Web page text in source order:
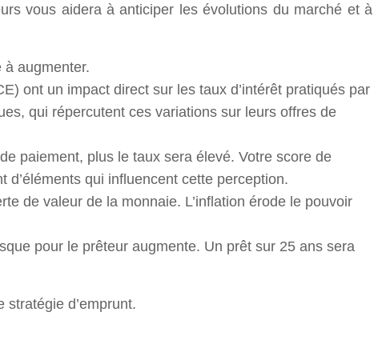
vous aidera à anticiper les évolutions du marché et à
à augmenter.
ont un impact direct sur les taux d’intérêt pratiqués par
qui répercutent ces variations sur leurs offres de
paiement, plus le taux sera élevé. Votre score de
qui influencent cette perception.
de valeur de la monnaie. L’inflation érode le pouvoir
pour le prêteur augmente. Un prêt sur 25 ans sera
d’emprunt.